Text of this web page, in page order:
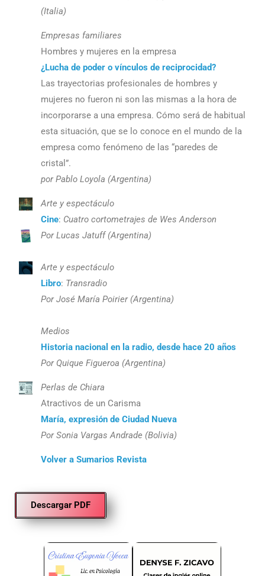
(Italia)
Empresas familiares
Hombres y mujeres en la empresa
¿Lucha de poder o vínculos de reciprocidad?
Las trayectorias profesionales de hombres y
mujeres no fueron ni son las mismas a la hora de
incorporarse a una empresa. Cómo será de habitual
esta situación, que se lo conoce en el mundo de la
empresa como fenómeno de las “paredes de
cristal”.
por Pablo Loyola (Argentina)
Arte y espectáculo
Cine: Cuatro cortometrajes de Wes Anderson
Por Lucas Jatuff (Argentina)
Arte y espectáculo
Libro: Transradio
Por José María Poirier (Argentina)
Medios
Historia nacional en la radio, desde hace 20 años
Por Quique Figueroa (Argentina)
Perlas de Chiara
Atractivos de un Carisma
María, expresión de Ciudad Nueva
Por Sonia Vargas Andrade (Bolivia)
Volver a Sumarios Revista
Descargar PDF